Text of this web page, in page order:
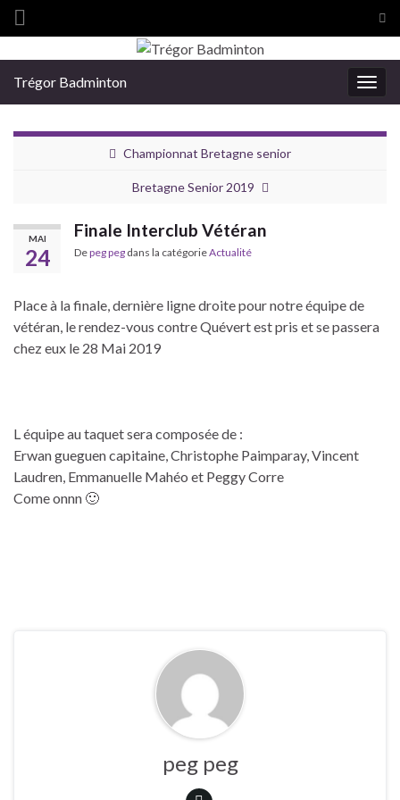
Search for:
Trégor Badminton
Championnat Bretagne senior
Bretagne Senior 2019
MAI
24
Finale Interclub Vétéran
Depeg peg dans la catégorieActualité
Place à la finale, dernière ligne droite pour notre équipe de
vétéran, le rendez-vous contre Quévert est pris et se passera
chez eux le 28 Mai 2019
L équipe au taquet sera composée de :
Erwan gueguen capitaine, Christophe Paimparay, Vincent
Laudren, Emmanuelle Mahéo et Peggy Corre
Come onnn 🙂
peg peg